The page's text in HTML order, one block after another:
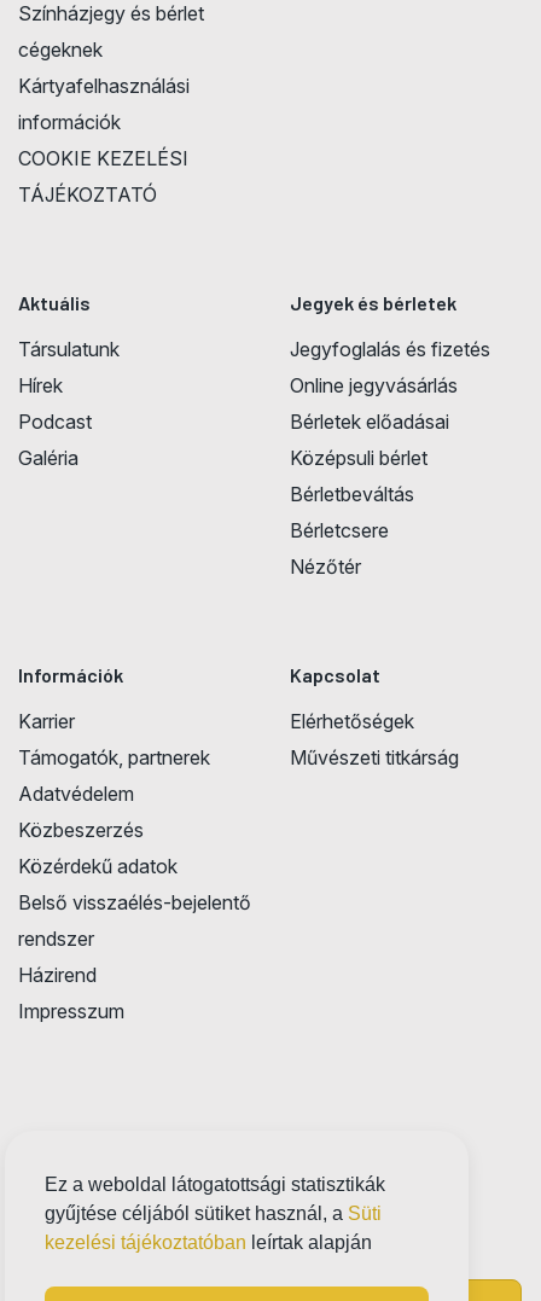
Ez a weboldal látogatottsági statisztikák
gyűjtése céljából sütiket használ, a Süti
kezelési tájékoztatóban leírtak alapján
Színházjegy és bérlet
cégeknek
Kártyafelhasználási
információk
COOKIE KEZELÉSI
TÁJÉKOZTATÓ
Aktuális
Társulatunk
Hírek
Podcast
Galéria
Jegyek és bérletek
Jegyfoglalás és fizetés
Online jegyvásárlás
Bérletek előadásai
Középsuli bérlet
Bérletbeváltás
Bérletcsere
Nézőtér
Információk
Karrier
Támogatók, partnerek
Adatvédelem
Közbeszerzés
Közérdekű adatok
Belső visszaélés-bejelentő
rendszer
Házirend
Impresszum
Kapcsolat
Elérhetőségek
Művészeti titkárság
Próbatábla